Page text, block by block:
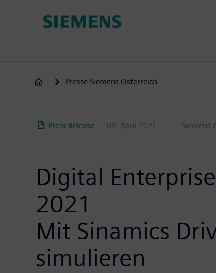
Presse Siemens Österreich
Press Release 09. April 2021 Siemens
Digital
2021
Mit Sinamics
simulieren